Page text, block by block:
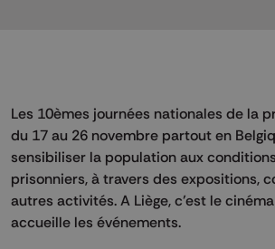
Les 10èmes journées nationales de la
du 17 au 26 novembre partout en
sensibiliser la population aux
prisonniers, à travers des expositions,
autres activités. A Liège, c’est le
accueille les événements.